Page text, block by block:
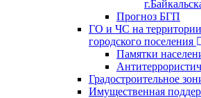
Прогноз БГП
ГО и ЧС на территории
городского поселения
Памятки
Градостроительное
Имущественная